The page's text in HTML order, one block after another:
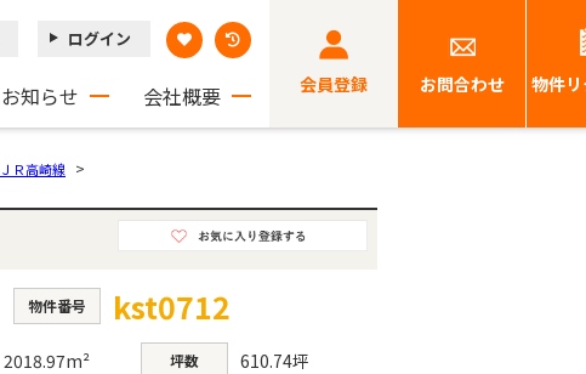
ログイン
お知らせ 会社概要 会員登録 お問合わせ 物件
ＪＲ高崎線 >
物件番号 kst0712
2018.97m² 坪数 610.74坪